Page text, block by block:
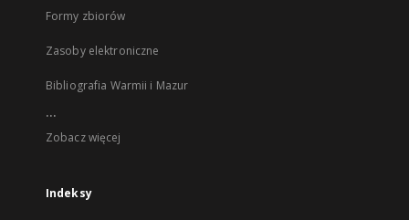
Formy zbiorów
Zasoby elektroniczne
Bibliografia Warmii i Mazur
...
Zobacz więcej
Indeksy